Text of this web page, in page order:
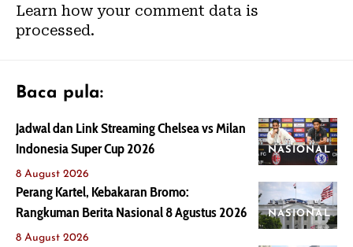
Learn how your comment data is
processed.
Baca pula:
NASIONAL
Jadwal dan Link Streaming Chelsea vs Milan
Indonesia Super Cup 2026
8 August 2026
NASIONAL
Perang Kartel, Kebakaran Bromo:
Rangkuman Berita Nasional 8 Agustus 2026
8 August 2026